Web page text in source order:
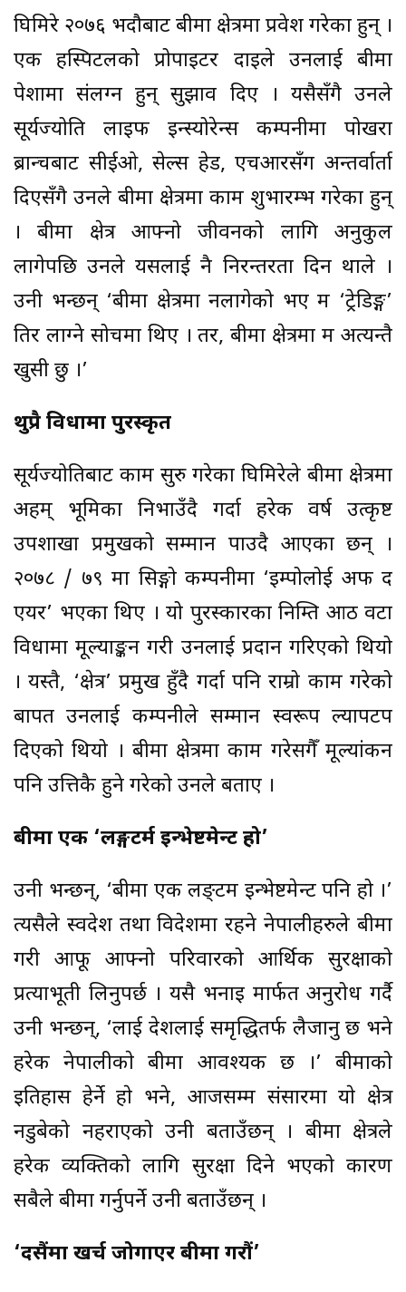
घिमिरे २०७६ भदौबाट बीमा क्षेत्रमा प्रवेश गरेका हुन् ।
एक हस्पिटलको प्रोपाइटर दाइले उनलाई बीमा
पेशामा संलग्न हुन् सुझाव दिए । यसैसँगै उनले
सूर्यज्योति लाइफ इन्स्योरेन्स कम्पनीमा पोखरा
ब्रान्चबाट सीईओ, सेल्स हेड, एचआरसँग अन्तर्वार्ता
दिएसँगै उनले बीमा क्षेत्रमा काम शुभारम्भ गरेका हुन्
। बीमा क्षेत्र आफ्नो जीवनको लागि अनुकुल
लागेपछि उनले यसलाई नै निरन्तरता दिन थाले ।
उनी भन्छन् ‘बीमा क्षेत्रमा नलागेको भए म ‘ट्रेडिङ्ग’
तिर लाग्ने सोचमा थिए । तर, बीमा क्षेत्रमा म अत्यन्तै
खुसी छु ।’
थुप्रै विधामा पुरस्कृत
सूर्यज्योतिबाट काम सुरु गरेका घिमिरेले बीमा क्षेत्रमा
अहम् भूमिका निभाउँदै गर्दा हरेक वर्ष उत्कृष्ट
उपशाखा प्रमुखको सम्मान पाउदै आएका छन् ।
२०७८ / ७९ मा सिङ्गो कम्पनीमा ‘इम्पोलोई अफ द
एयर’ भएका थिए । यो पुरस्कारका निम्ति आठ वटा
विधामा मूल्याङ्कन गरी उनलाई प्रदान गरिएको थियो
। यस्तै, ‘क्षेत्र’ प्रमुख हुँदै गर्दा पनि राम्रो काम गरेको
बापत उनलाई कम्पनीले सम्मान स्वरूप ल्यापटप
दिएको थियो । बीमा क्षेत्रमा काम गरेसगैँ मूल्यांकन
पनि उत्तिकै हुने गरेको उनले बताए ।
बीमा एक ‘लङ्गटर्म इन्भेष्टमेन्ट हो’
उनी भन्छन्, ‘बीमा एक लङ्टम इन्भेष्टमेन्ट पनि हो ।’
त्यसैले स्वदेश तथा विदेशमा रहने नेपालीहरुले बीमा
गरी आफू आफ्नो परिवारको आर्थिक सुरक्षाको
प्रत्याभूती लिनुपर्छ । यसै भनाइ मार्फत अनुरोध गर्दै
उनी भन्छन्, ‘लाई देशलाई समृद्धितर्फ लैजानु छ भने
हरेक नेपालीकाे बीमा आवश्यक छ ।’ बीमाको
इतिहास हेर्ने हाे भने, आजसम्म संसारमा याे क्षेत्र
नडुबेको नहराएको उनी बताउँछन् । बीमा क्षेत्रले
हरेक व्यक्तिको लागि सुरक्षा दिने भएको कारण
सबैले बीमा गर्नुपर्ने उनी बताउँछन् ।
‘दसैंमा खर्च जोगाएर बीमा गरौं’